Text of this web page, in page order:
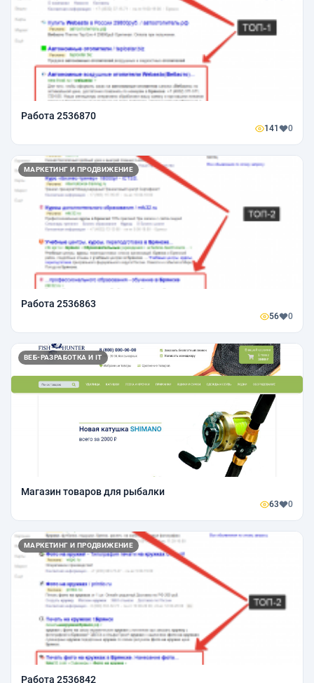
Работа 2536870
141 0
МАРКЕТИНГ И ПРОДВИЖЕНИЕ
Работа 2536863
56 0
ВЕБ-РАЗРАБОТКА И IT
Магазин товаров для рыбалки
63 0
МАРКЕТИНГ И ПРОДВИЖЕНИЕ
Работа 2536842